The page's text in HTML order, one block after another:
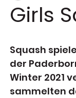
Girls
Squash
der
Winter 2021
sammelten